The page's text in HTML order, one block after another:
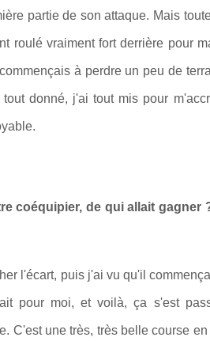
partie de son attaque. Mais
roulé vraiment fort derrière pour
à perdre un peu de
donné, j'ai tout mis pour
coéquipier, de qui allait gagner
l'écart, puis j'ai vu qu'il
pour moi, et voilà, ça s'est
C'est une très, très belle course